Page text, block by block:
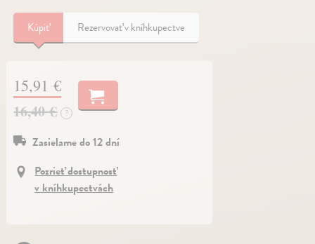
Kúpiť Rezervovať v kníhkupectve
15,91 €
16,40 €
?
Zasielame do 12 dní
Pozrieť dostupnosť
v kníhkupectvách